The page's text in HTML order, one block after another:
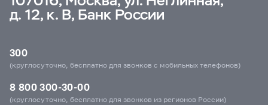
д. 12, к. В, Банк России
300
(круглосуточно, бесплатно для звонков с мобильных телефонов)
8 800 300-30-00
(круглосуточно, бесплатно для звонков из регионов России)